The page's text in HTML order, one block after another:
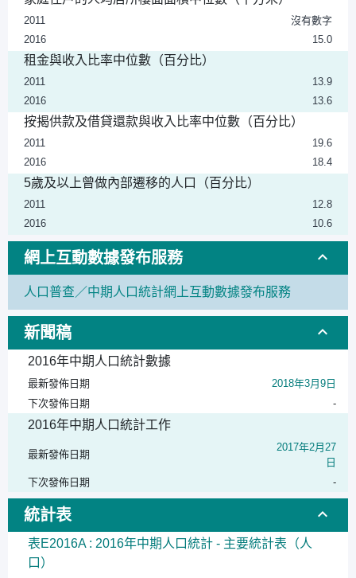
2011
沒有數字
2016
15.0
租金與收入比率中位數（百分比）
2011
13.9
2016
13.6
按揭供款及借貸還款與收入比率中位數（百分比）
2011
19.6
2016
18.4
5歲及以上曾做內部遷移的人口（百分比）
2011
12.8
2016
10.6
網上互動數據發布服務
人口普查／中期人口統計網上互動數據發布服務
新聞稿
2016年中期人口統計數據
最新發佈日期
2018年3月9日
下次發佈日期
-
2016年中期人口統計工作
最新發佈日期
2017年2月27
日
下次發佈日期
-
統計表
表E2016A : 2016年中期人口統計 - 主要統計表（人
口）